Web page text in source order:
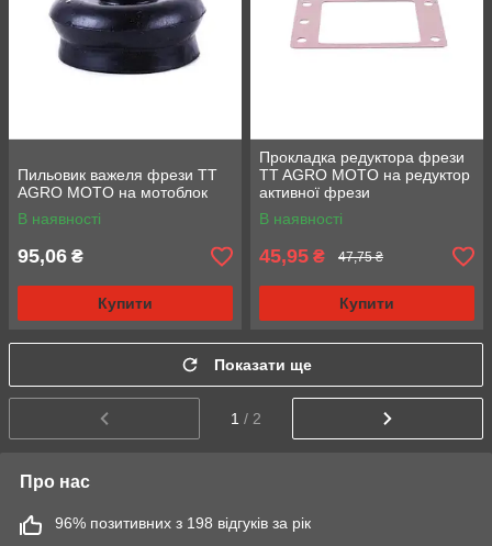
Пильовик важеля фрези TT
AGRO MOTO на мотоблок
В наявності
95,06 ₴
Купити
Прокладка редуктора фрези
TT AGRO MOTO на редуктор
активної фрези
В наявності
45,95 ₴ 47,75 ₴
Купити
Показати ще
1 / 2
Про нас
96% позитивних з 198 відгуків за рік